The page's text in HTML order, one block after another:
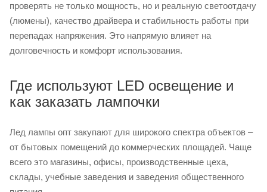
проверять не только мощность, но и реальную светоотдачу
(люмены), качество драйвера и стабильность работы при
перепадах напряжения. Это напрямую влияет на
долговечность и комфорт использования.
Где используют LED освещение и
как заказать лампочки
Лед лампы опт закупают для широкого спектра объектов –
от бытовых помещений до коммерческих площадей. Чаще
всего это магазины, офисы, производственные цеха,
склады, учебные заведения и заведения общественного